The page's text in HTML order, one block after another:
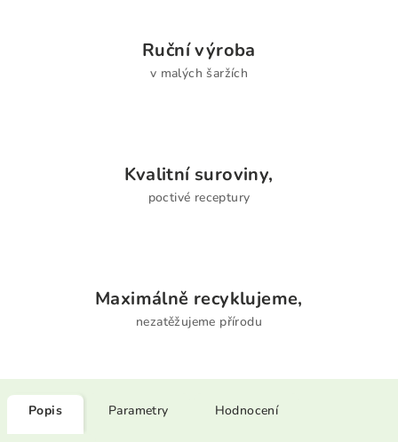
Ruční výroba
v malých šaržích
Kvalitní suroviny,
poctivé receptury
Maximálně recyklujeme,
nezatěžujeme přírodu
Popis Parametry Hodnocení